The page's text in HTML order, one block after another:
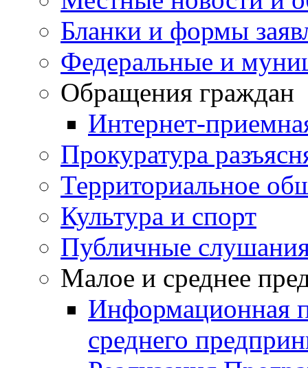
Бланки и формы
Федеральные и
Обращения граждан
Интернет-
Прокуратура
Территориальное
Культура и спорт
Публичные
Малое и среднее
Информационная
среднего